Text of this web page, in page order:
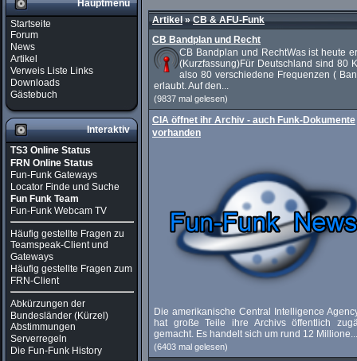
Hauptmenü
Startseite
Forum
News
Artikel
Verweis Liste Links
Downloads
Gästebuch
Interaktiv
TS3 Online Status
FRN Online Status
Fun-Funk Gateways
Locator Finde und Suche
Fun Funk Team
Fun-Funk Webcam TV
Häufig gestellte Fragen zu
Teamspeak-Client und
Gateways
Häufig gestellte Fragen zum
FRN-Client
Abkürzungen der
Bundesländer (Kürzel)
Abstimmungen
Serverregeln
Die Fun-Funk History
Artikel» CB & AFU-Funk
CB Bandplan und Recht
CB Bandplan und RechtWas ist heute
(Kurzfassung)Für Deutschland sind 80
also 80 verschiedene Frequenzen (
erlaubt. Auf den...
(9837 mal gelesen)
CIA öffnet ihr Archiv - auch Funk-Dokumente
vorhanden
Die amerikanische Central Intelligence
hat große Teile ihre Archivs öffentlich
gemacht. Es handelt sich um rund 12 Millione...
(6403 mal gelesen)